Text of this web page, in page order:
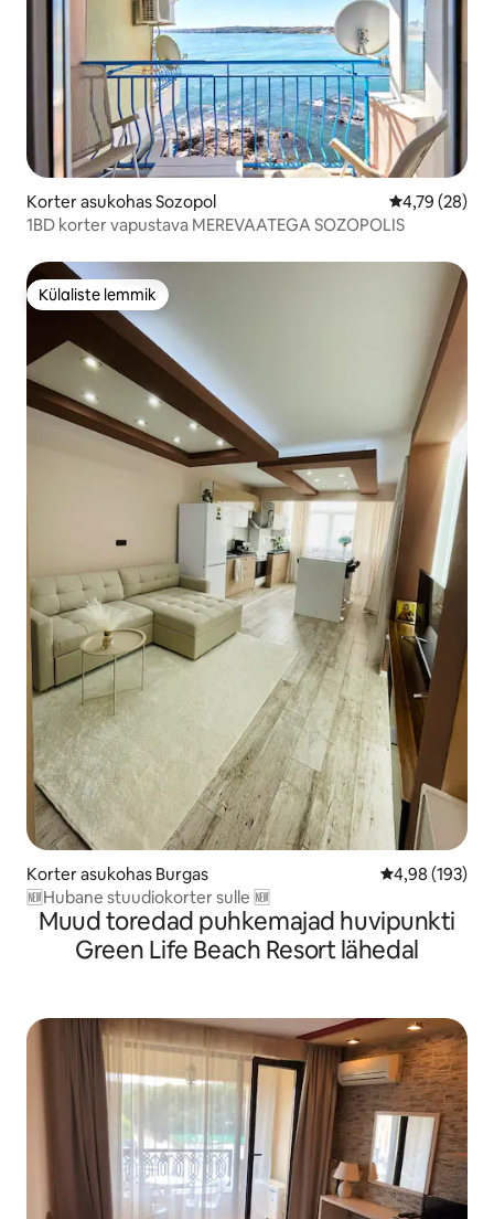
Korter asukohas Sozopol Keskmine
4,79 (28)
1BD korter vapustava MEREVAATEGA SOZOPOLIS
Külaliste lemmik
Külaliste lemmik
Korter asukohas Burgas Keskmine
4,98 (193)
🆕Hubane stuudiokorter sulle 🆕
Muud toredad puhkemajad huvipunkti
Green Life Beach Resort lähedal